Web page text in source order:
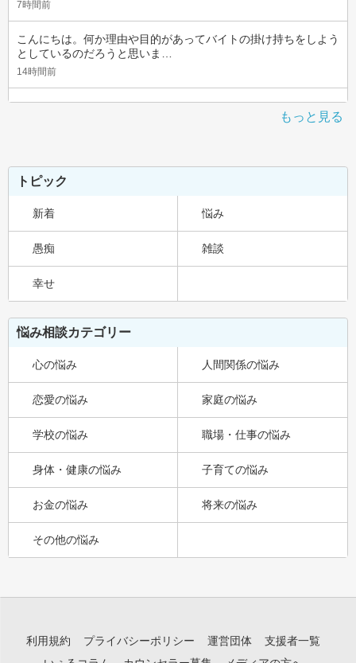
7時間前
こんにちは。何か理由や目的があってバイトの掛け持ちをしよう
としているのだろうと思いま…
14時間前
もっと見る
トピック
新着 悩み
愚痴 雑談
幸せ
悩み相談カテゴリー
心の悩み 人間関係の悩み
恋愛の悩み 家庭の悩み
学校の悩み 職場・仕事の悩み
身体・健康の悩み 子育ての悩み
お金の悩み 将来の悩み
その他の悩み
利用規約 プライバシーポリシー 運営団体
支援者一覧